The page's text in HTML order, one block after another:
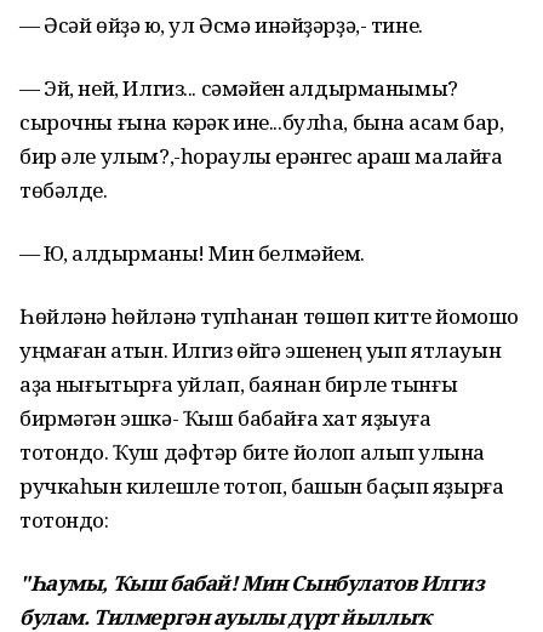
— Әсәй өйҙә юҡ, ул Әсмә инәйҙәрҙә,- тине.
— Эй, ней, Илгиз... сәмәйен ҡалдырманымы?
сырочны ғына кәрәк ине...булһа, бына аҡсам бар,
бир әле улым?,-һораулы ерәнгес ҡараш малайға
төбәлде.
— Юҡ, ҡалдырманы! Мин белмәйем.
Һөйләнә һөйләнә тупһанан төшөп китте йомошо
уңмаған ҡатын. Илгиз өйгә эшенең уҡып ятлауын
аҙаҡ нығытырға уйлап, баянан бирле тынғы
бирмәгән эшкә- Ҡыш бабайға хат яҙыуға
тотондо. Ҡуш дәфтәр бите йолҡоп алып ҡулына
ручкаһын килешле тотоп, башын баҫып яҙырға
тотондо:
"Һаумы, Ҡыш бабай! Мин Сынбулатов Илгиз
булам. Тилмергән ауылы дүрт йыллыҡ